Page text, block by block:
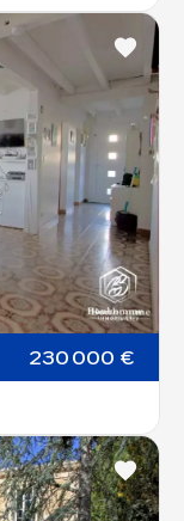
230 000 €